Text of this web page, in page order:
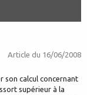
Article du 16/06/2008
son calcul concernant
supérieur à la